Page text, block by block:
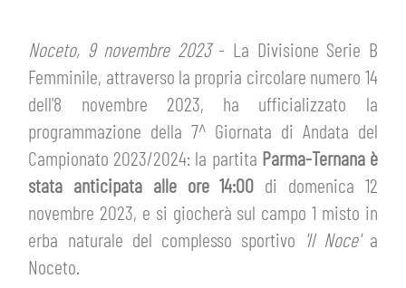
GIOVANILE FEMMINILE
FEMMINILE
HOSPITALITY
MUSEUM CLUB EXPERIENCE
BIGLIETTI
ABBONAMENTI
INFO BIGLIETTI
TARDINI CARD
INFORMAZIONI ACCREDITI
SHOP
ESPORTS
IL CLUB
Noceto, 9 novembre 2023- La Divisione Serie B
Femminile, attraverso la propria circolare numero 14
dell'8 novembre 2023, ha ufficializzato la
programmazione della 7^ Giornata di Andata del
Campionato 2023/2024: la partita Parma-Ternana è
stata anticipata alle ore 14:00 di domenica 12
novembre 2023, e si giocherà sul campo 1 misto in
erba naturale del complesso sportivo 'Il Noce'a
Noceto.